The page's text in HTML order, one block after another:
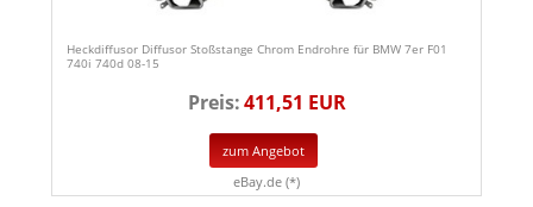
Heckdiffusor Diffusor Stoßstange Chrom Endrohre für BMW 7er F01
740i 740d 08-15
Preis:411,51 EUR
zum Angebot
eBay.de (*)